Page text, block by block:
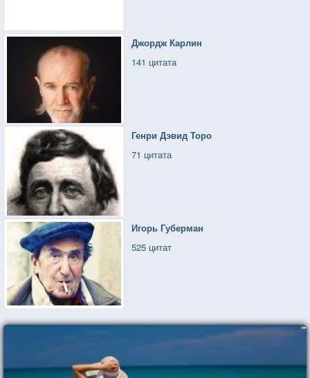
Джордж Карлин
141 цитата
Генри Дэвид Торо
71 цитата
Игорь Губерман
525 цитат